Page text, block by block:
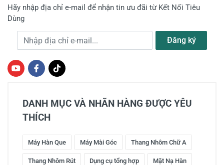
Hãy nhập địa chỉ e-mail để nhận tin ưu đãi từ Kết Nối Tiêu
Dùng
Địa chỉ e-mail Đăng ký
DANH MỤC VÀ NHÃN HÀNG ĐƯỢC YÊU
THÍCH
Máy Hàn Que Máy Mài Góc Thang Nhôm Chữ A
Thang Nhôm Rút Dụng cụ tổng hợp Mặt Nạ Hàn